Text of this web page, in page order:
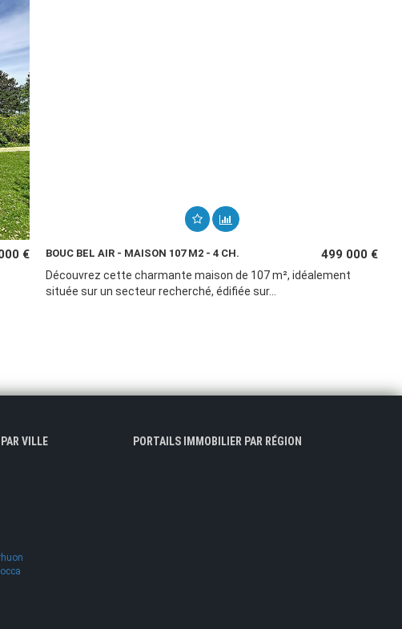
€ BOUC BEL AIR - MAISON 107 M2 - 4 CH. 499 000 €
Découvrez cette charmante maison de 107 m², idéalement
située sur un secteur recherché, édifiée sur...
VILLE PORTAILS IMMOBILIER PAR RÉGION